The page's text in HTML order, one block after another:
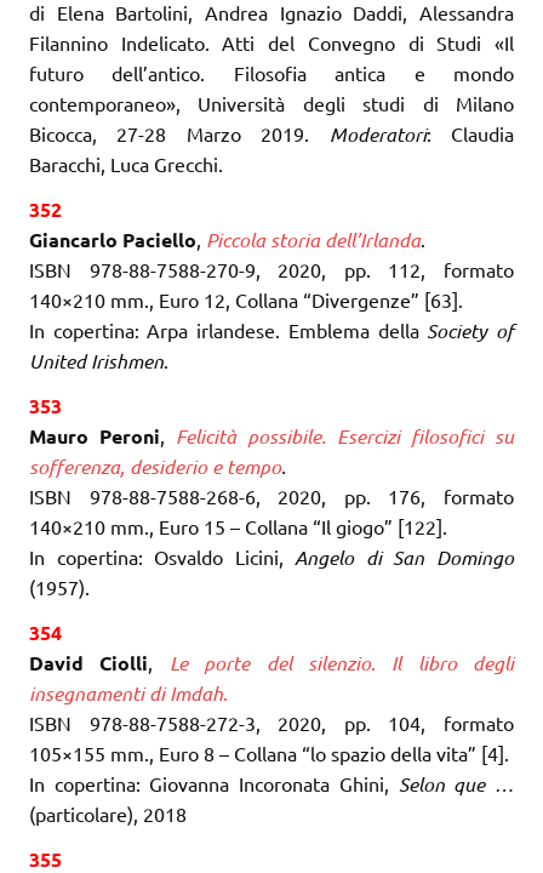
di Elena Bartolini, Andrea Ignazio Daddi, Alessandra
Filannino Indelicato. Atti del Convegno di Studi «Il
futuro dell’antico. Filosofia antica e mondo
contemporaneo», Università degli studi di Milano
Bicocca, 27-28 Marzo 2019. Moderatori: Claudia
Baracchi, Luca Grecchi.
352
Giancarlo Paciello Piccola storia dell’Irlanda.
ISBN 978-88-7588-270-9, 2020, pp. 112, formato
140×210 mm., Euro 12, Collana “Divergenze” [63].
In copertina: Arpa irlandese. Emblema della Society of
United Irishmen
353
Mauro Peroni
Felicità possibile. Esercizi filosofici su
sofferenza, desiderio e tempo.
ISBN 978-88-7588-268-6, 2020, pp. 176, formato
140×210 mm., Euro 15 – Collana “Il giogo” [122].
In copertina: Osvaldo Licini, Angelo di San Domingo
(1957).
354
David Ciolli
Le porte del silenzio. Il libro degli
insegnamentidiImdah
ISBN 978-88-7588-272-3, 2020, pp. 104, formato
105×155 mm., Euro 8 – Collana “lo spazio della vita” [4].
In copertina: Giovanna Incoronata Ghini, Selon que …
(particolare), 2018
355